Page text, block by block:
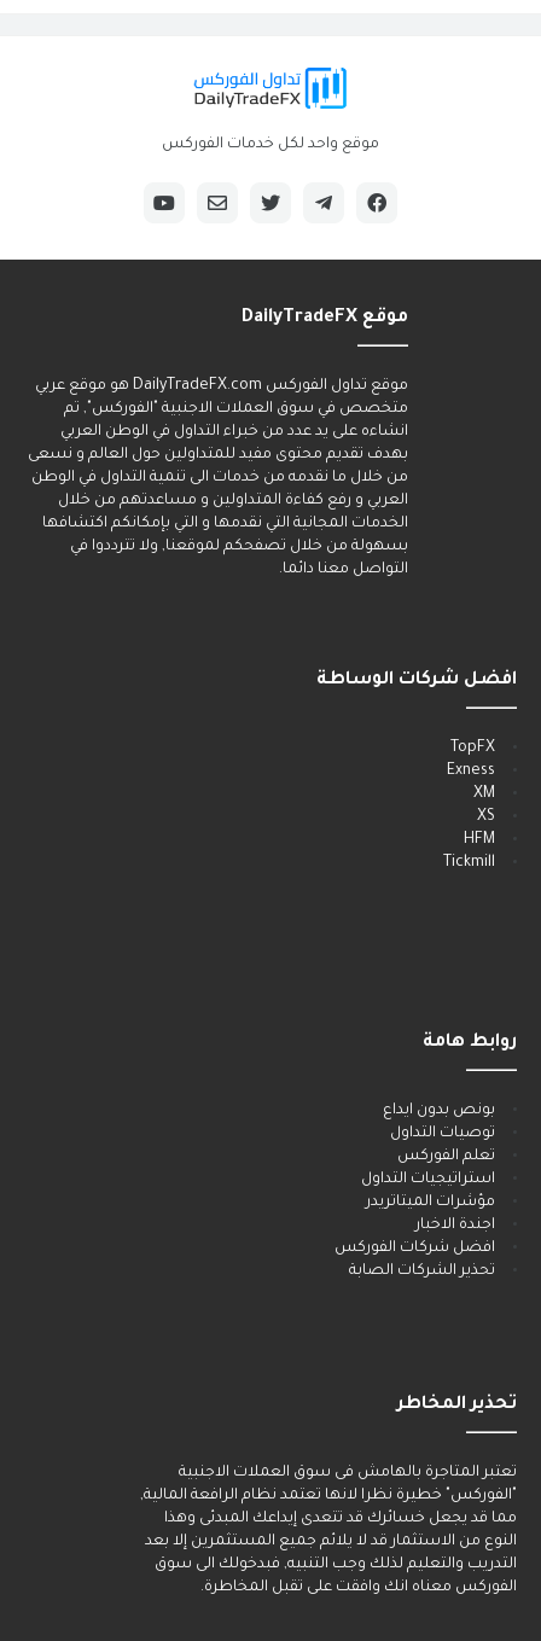
موقع واحد لكل خدمات الفوركس
موقع DailyTradeFX
______
موقع تداول الفوركس DailyTradeFX.com هو موقع عربي
متخصص في سوق العملات الاجنبية "الفوركس", تم
انشاءه على يد عدد من خبراء التداول في الوطن العربي
بهدف تقديم محتوى مفيد للمتداولين حول العالم و نسعى
من خلال ما نقدمه من خدمات الى تنمية التداول في الوطن
العربي و رفع كفاءة المتداولين و مساعدتهم من خلال
الخدمات المجانية التي نقدمها و التي بإمكانكم اكتشافها
بسهولة من خلال تصفحكم لموقعنا, ولا تترددوا في
التواصل معنا دائما.
افضل شركات الوساطة
______
TopFX
Exness
XM
XS
HFM
Tickmill
روابط هامة
______
بونص بدون ايداع
توصيات التداول
تعلم الفوركس
استراتيجيات التداول
مؤشرات الميتاتريدر
اجندة الاخبار
افضل شركات الفوركس
تحذير الشركات الصابة
تحذير المخاطر
______
تعتبر المتاجرة بالهامش فى سوق العملات الاجنبية
"الفوركس" خطيرة نظرا لانها تعتمد نظام الرافعة المالية,
مما قد يجعل خسائرك قد تتعدى إيداعك المبدئى وهذا
النوع من الاستثمار قد لا يلائم جميع المستثمرين إلا بعد
التدريب والتعليم لذلك وجب التنبيه, فبدخولك الى سوق
الفوركس معناه انك وافقت على تقبل المخاطرة.